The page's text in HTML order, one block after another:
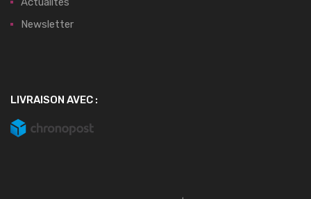
Newsletter
LIVRAISON AVEC :